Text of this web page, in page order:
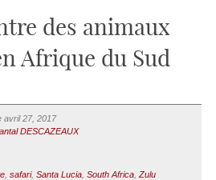
des animaux
Afrique du Sud
avril 27, 2017
DESCAZEAUX
, safari, Santa Lucia, South Africa, Zulu